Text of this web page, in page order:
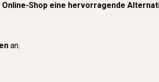
Online-Shop eine hervorragende
an.